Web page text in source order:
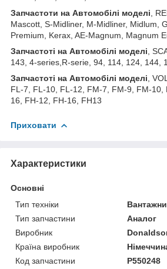
Запчастоти на Автомобілі моделі ,
Mascott, S-Midliner, M-Midliner, Midlum,
Premium, Kerax, AE-Magnum, Magnum
Запчастоті на Автомобілі моделі ,
143, 4-series,R-serie, 94, 114, 124, 144,
Запчастоті на Автомобілі моделі ,
FL-7, FL-10, FL-12, FM-7, FM-9, FM-10,
16, FH-12, FH-16, FH13
Приховати
Характеристики
Основні
Тип техніки
Тип запчастини
Аналог
Виробник
Країна виробник
Код запчастини
P550248